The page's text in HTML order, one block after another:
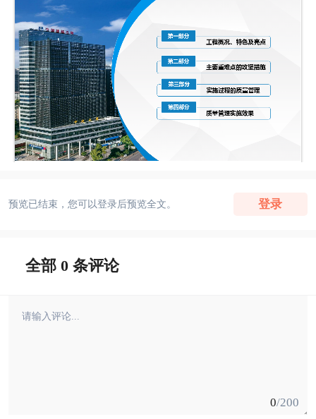
预览已结束，您可以登录后预览全文。 登录
全部 0 条评论
0/200